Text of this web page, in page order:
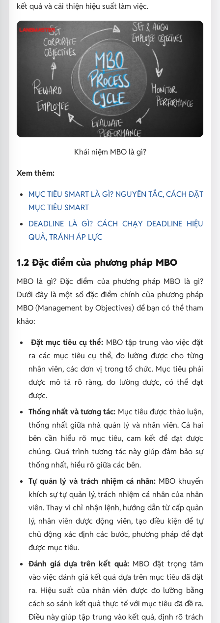
kết quả và cải thiện hiệu suất làm việc.
Khái niệm MBO là gì?
Xem thêm:
MỤC TIÊU SMART LÀ GÌ? NGUYÊN TẮC, CÁCH ĐẶT
MỤC TIÊU SMART
DEADLINE LÀ GÌ? CÁCH CHẠY DEADLINE HIỆU
QUẢ, TRÁNH ÁP LỰC
1.2 Đặc điểm của phương pháp MBO
MBO là gì? Đặc điểm của phương pháp MBO là gì?
Dưới đây là một số đặc điểm chính của phương pháp
MBO (Management by Objectives) để bạn có thể tham
khảo:
Đặt mục tiêu cụ thể: MBO tập trung vào việc đặt
ra các mục tiêu cụ thể, đo lường được cho từng
nhân viên, các đơn vị trong tổ chức. Mục tiêu phải
được mô tả rõ ràng, đo lường được, có thể đạt
được.
Thống nhất và tương tác: Mục tiêu được thảo luận,
thống nhất giữa nhà quản lý và nhân viên. Cả hai
bên cần hiểu rõ mục tiêu, cam kết để đạt được
chúng. Quá trình tương tác này giúp đảm bảo sự
thống nhất, hiểu rõ giữa các bên.
Tự quản lý và trách nhiệm cá nhân:MBO khuyến
khích sự tự quản lý, trách nhiệm cá nhân của nhân
viên. Thay vì chỉ nhận lệnh, hướng dẫn từ cấp quản
lý, nhân viên được động viên, tạo điều kiện để tự
chủ động xác định các bước, phương pháp để đạt
được mục tiêu.
Đánh giá dựa trên kết quả:MBO đặt trọng tâm
vào việc đánh giá kết quả dựa trên mục tiêu đã đặt
ra. Hiệu suất của nhân viên được đo lường bằng
cách so sánh kết quả thực tế với mục tiêu đã đề ra.
Điều này giúp tập trung vào kết quả, định rõ trách